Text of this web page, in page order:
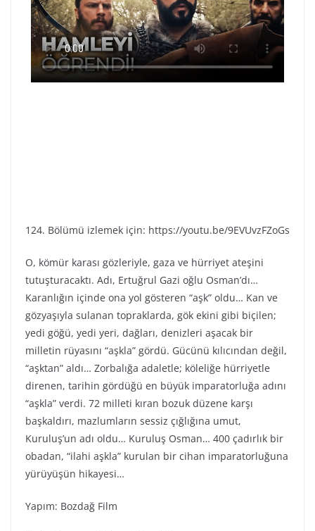
124. Bölümü izlemek için: https://youtu.be/9EVUvzFZoGs
O, kömür karası gözleriyle, gaza ve hürriyet ateşini
tutuşturacaktı. Adı, Ertuğrul Gazi oğlu Osman’dı…
Karanlığın içinde ona yol gösteren “aşk” oldu… Kan ve
gözyaşıyla sulanan topraklarda, gök ekini gibi biçilen;
yedi göğü, yedi yeri, dağları, denizleri aşacak bir
milletin rüyasını “aşkla” gördü. Gücünü kılıcından değil,
“aşktan” aldı… Zorbalığa adaletle; köleliğe hürriyetle
direnen, tarihin gördüğü en büyük imparatorluğa adını
“aşkla” verdi. 72 milleti kıran bozuk düzene karşı
başkaldırı, mazlumların sessiz çığlığına umut,
Kuruluş’un adı oldu… Kuruluş Osman… 400 çadırlık bir
obadan, “ilahi aşkla” kurulan bir cihan imparatorluğuna
yürüyüşün hikayesi…
Yapım: Bozdağ Fi̇lm